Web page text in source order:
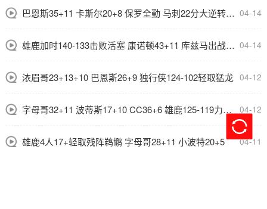
巴恩斯35+11 卡斯尔20+8 保罗全勤 马刺22分大逆转猛龙 04-14
雄鹿加时140-133击败活塞 康诺顿43+11 库兹马出战一节22分 04-14
浓眉哥23+13+10 巴恩斯26+9 独行侠124-102轻取猛龙 04-12
字母哥32+11 波蒂斯17+10 CC36+6 雄鹿125-119力克活塞 04-12
雄鹿4人17+轻取残阵鹈鹕 字母哥28+11 小波特20+5 04-11